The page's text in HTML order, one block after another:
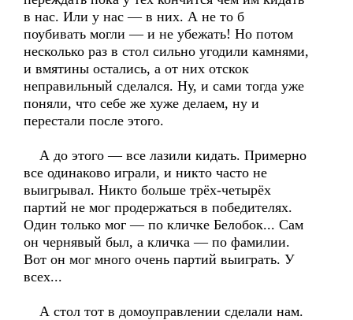
в нас. Или у нас — в них. А не то б
поубивать могли — и не убежать! Но потом
несколько раз в стол сильно угодили камнями,
и вмятины остались, а от них отскок
неправильный сделался. Ну, и сами тогда уже
поняли, что себе же хуже делаем, ну и
перестали после этого.
А до этого — все лазили кидать. Примерно
все одинаково играли, и никто часто не
выигрывал. Никто больше трёх-четырёх
партий не мог продержаться в победителях.
Один только мог — по кличке Белобок... Сам
он чернявый был, а кличка — по фамилии.
Вот он мог много очень партий выиграть. У
всех...
А стол тот в домоуправлении сделали нам.